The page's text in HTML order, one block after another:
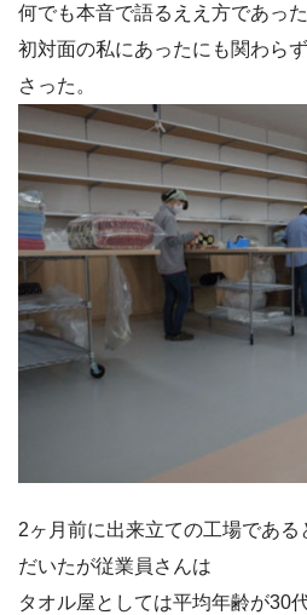
何でも本音で語るええ方であった
初対面の私にあったにも関わら
さった。
2ヶ月前に出来立ての工場であ
だいたが従業員さんは
タオル屋としては平均年齢が30